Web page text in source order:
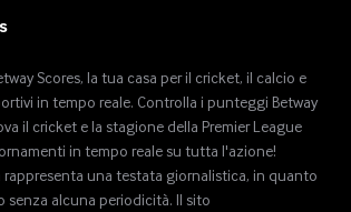
Scores, la tua casa per il cricket, il calcio e
in ​​tempo reale. Controlla i punteggi Betway
il cricket e la stagione della Premier League
in tempo reale su tutta l'azione!
una testata giornalistica, in quanto
senza alcuna periodicità. Il sito